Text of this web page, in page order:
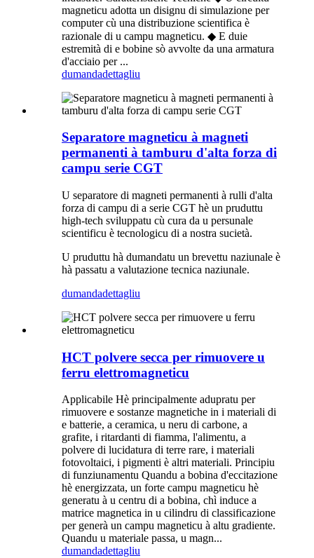
magneticu adotta un disignu di simulazione per
computer cù una distribuzione scientifica è
razionale di u campu magneticu. ◆ E duie
estremità di e bobine sò avvolte da una armatura
d'acciaio per ...
dumandadettagliu
Separatore magneticu à magneti
permanenti à tamburu d'alta forza di
campu serie CGT
U separatore di magneti permanenti à rulli d'alta
forza di campu di a serie CGT hè un pruduttu
high-tech sviluppatu cù cura da u persunale
scientificu è tecnologicu di a nostra sucietà.
U pruduttu hà dumandatu un brevettu naziunale è
hà passatu a valutazione tecnica naziunale.
dumandadettagliu
HCT polvere secca per rimuovere u
ferru elettromagneticu
Applicabile Hè principalmente adupratu per
rimuovere e sostanze magnetiche in i materiali di
e batterie, a ceramica, u neru di carbone, a
grafite, i ritardanti di fiamma, l'alimentu, a
polvere di lucidatura di terre rare, i materiali
fotovoltaici, i pigmenti è altri materiali. Principiu
di funziunamentu Quandu a bobina d'eccitazione
hè energizzata, un forte campu magneticu hè
generatu à u centru di a bobina, chì induce a
matrice magnetica in u cilindru di classificazione
per generà un campu magneticu à altu gradiente.
Quandu u materiale passa, u magn...
dumandadettagliu